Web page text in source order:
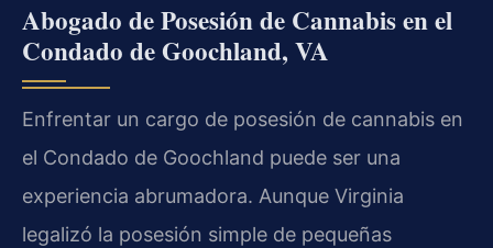
Abogado de Posesión de Cannabis en el
Condado de Goochland, VA
Enfrentar un cargo de posesión de cannabis en
el Condado de Goochland puede ser una
experiencia abrumadora. Aunque Virginia
legalizó la posesión simple de pequeñas